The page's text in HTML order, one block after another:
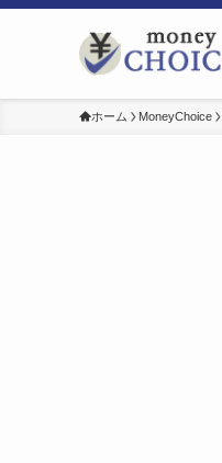
ホーム MoneyChoice